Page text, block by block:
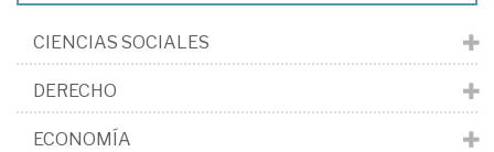
CIENCIAS SOCIALES
DERECHO
ECONOMÍA